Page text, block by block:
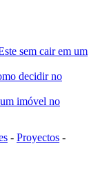
sem cair em um
decidir no
imóvel no
- Proyectos -